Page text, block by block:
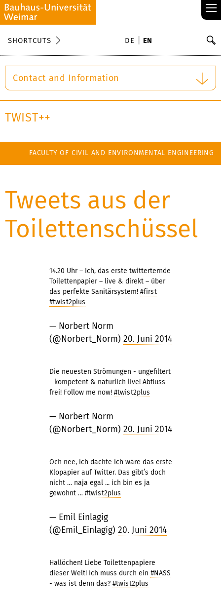
≡
SHORTCUTS DE EN
Contact and Information
TWIST++
FACULTY OF CIVIL AND ENVIRONMENTAL ENGINEERING
Tweets aus der
Toilettenschüssel
14.20 Uhr – Ich, das erste twitterternde
Toilettenpapier – live & direkt – über
das perfekte Sanitärsystem! #first
#twist2plus
— Norbert Norm
(@Norbert_Norm) 20. Juni 2014
Die neuesten Strömungen - ungefiltert
- kompetent & natürlich live! Abfluss
frei! Follow me now! #twist2plus
— Norbert Norm
(@Norbert_Norm) 20. Juni 2014
Och nee, ich dachte ich wäre das erste
Klopapier auf Twitter. Das gibt’s doch
nicht … naja egal ... ich bin es ja
gewohnt … #twist2plus
— Emil Einlagig
(@Emil_Einlagig) 20. Juni 2014
Hallöchen! Liebe Toilettenpapiere
dieser Welt! Ich muss durch ein #NASS
- was ist denn das? #twist2plus